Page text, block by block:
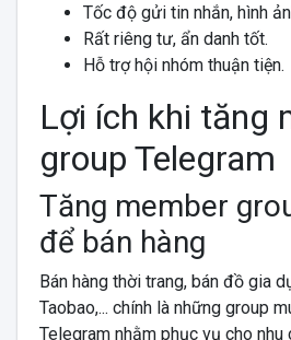
Tốc độ gửi tin nhắn, hình
Rất riêng tư, ẩn danh tốt.
Hỗ trợ hội nhóm thuận tiện.
Lợi ích khi tăng
group Telegram
Tăng member
để bán hàng
Bán hàng thời trang, bán đồ gia
Taobao,... chính là những group
Telegram nhằm phục vụ cho nhu